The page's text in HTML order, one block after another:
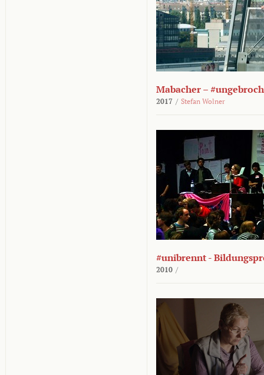
Mabacher –
2017 / Stefan Wolner
#unibrennt -
2010 /